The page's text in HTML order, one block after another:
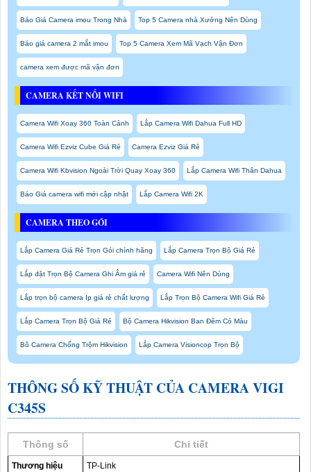
Báo Giá Camera imou Trong Nhà Top 5 Camera nhà Xưởng Nên Dùng
Báo giá camera 2 mắt imou Top 5 Camera Xem Mã Vạch Vận Đơn
camera xem được mã vận đơn
CAMERA KẾT NỐI WIFI
Camera Wifi Xoay 360 Toàn Cảnh Lắp Camera Wifi Dahua Full HD
Camera Wifi Ezviz Cube Giá Rẻ Camera Ezviz Giá Rẻ
Camera Wifi Kbvision Ngoài Trời Quay Xoay 360 Lắp Camera Wifi Thân Dahua
Báo Giá camera wifi mới cập nhật Lắp Camera Wifi 2K
CAMERA THEO GÓI
Lắp Camera Giá Rẻ Trọn Gói chính hãng Lắp Camera Trọn Bộ Giá Rẻ
Lắp đặt Trọn Bộ Camera Ghi Âm giá rẻ Camera Wifi Nên Dùng
Lắp trọn bộ camera Ip giá rẻ chất lượng Lắp Trọn Bộ Camera Wifi Giá Rẻ
Lắp Camera Trọn Bộ Giá Rẻ Bộ Camera Hikvision Ban Đêm Có Màu
Bô Camera Chống Trộm Hikvision Lắp Camera Visioncop Trọn Bộ
THÔNG SỐ KỸ THUẬT CỦA CAMERA VIGI
C345S
Thông số Chi tiết
Thương hiệu
TP-Link